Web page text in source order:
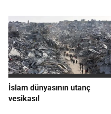
İslam dünyasının utanç
vesikası!